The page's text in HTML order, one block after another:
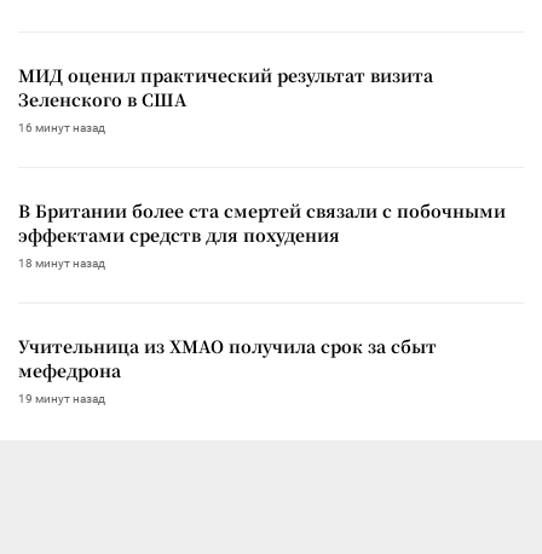
МИД оценил практический результат визита
Зеленского в США
16 минут назад
В Британии более ста смертей связали с побочными
эффектами средств для похудения
18 минут назад
Учительница из ХМАО получила срок за сбыт
мефедрона
19 минут назад